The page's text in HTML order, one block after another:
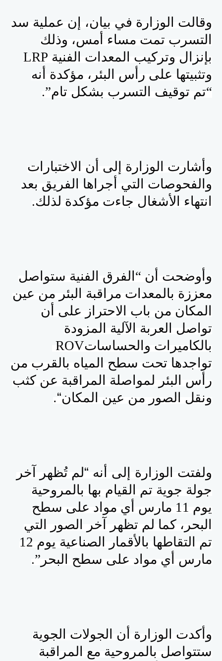
وقالت الوزارة في بيان، إن عملية سد
التسرب تمت مساء أمس، وذلك
بإنزال وتركيب المعدات الفنية LRP
وتثبيتها على رأس البئر، مؤكدة أنه
“تم توقيف التسرب بشكل تام”.
وأشارت الوزارة إلى أن الاختبارات
والفحوصات التي أجراها الفريق بعد
انتهاء الأشغال جاءت مؤكدة لذلك.
وأوضحت أن “الفرق الفنية ستواصل
معززة بالمعدات مراقبة البئر من عين
المكان من باب الاحتراز على أن
تواصل العربة الآلية المزودة
بالكاميرات والحساساتROV
تواجدها تحت سطح المياه بالقرب من
رأس البئر لمواصلة المراقبة عن كثب
ونقل الصور من عين المكان“.
ولفتت الوزارة إلى أنه “لم تُظهر آخر
جولة جوية تم القيام بها بالمروحية
يوم 11 مارس أي مواد على سطح
البحر، كما لم تظهر آخر الصور التي
تم التقاطها بالأقمار الصناعية يوم 12
مارس أي مواد على سطح البحر”.
وأكدت الوزارة أن الجولات الجوية
ستتواصل بالمروحية مع المراقبة